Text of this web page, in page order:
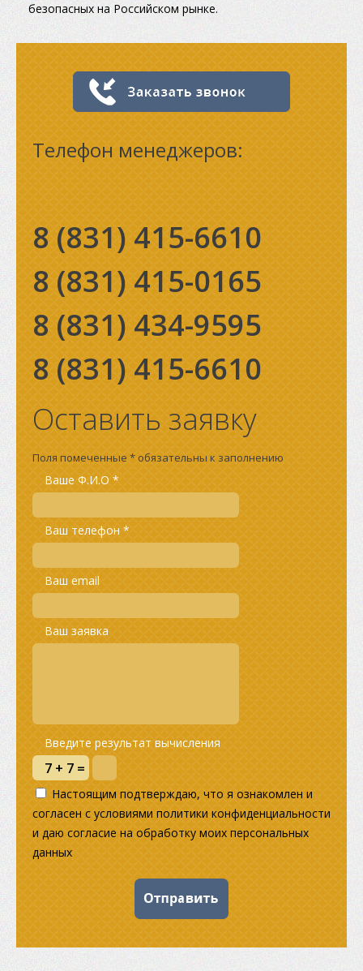
безопасных на Российском рынке.
Телефон менеджеров:
8 (831) 415-6610
8 (831) 415-0165
8 (831) 434-9595
8 (831) 415-6610
Оставить заявку
Поля помеченные * обязательны к заполнению
Ваше Ф.И.О *
Ваш телефон *
Ваш email
Ваш заявка
Введите результат вычисления
Настоящим подтверждаю, что я ознакомлен и
согласен с условиями политики конфиденциальности
и даю согласие на обработку моих персональных
данных